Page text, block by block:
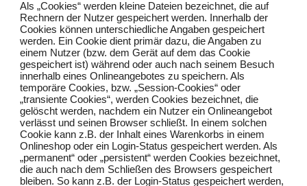
Als „Cookies“ werden kleine Dateien bezeichnet, die auf
Rechnern der Nutzer gespeichert werden. Innerhalb der
Cookies können unterschiedliche Angaben gespeichert
werden. Ein Cookie dient primär dazu, die Angaben zu
einem Nutzer (bzw. dem Gerät auf dem das Cookie
gespeichert ist) während oder auch nach seinem Besuch
innerhalb eines Onlineangebotes zu speichern. Als
temporäre Cookies, bzw. „Session-Cookies“ oder
„transiente Cookies“, werden Cookies bezeichnet, die
gelöscht werden, nachdem ein Nutzer ein Onlineangebot
verlässt und seinen Browser schließt. In einem solchen
Cookie kann z.B. der Inhalt eines Warenkorbs in einem
Onlineshop oder ein Login-Status gespeichert werden. Als
„permanent“ oder „persistent“ werden Cookies bezeichnet,
die auch nach dem Schließen des Browsers gespeichert
bleiben. So kann z.B. der Login-Status gespeichert werden,